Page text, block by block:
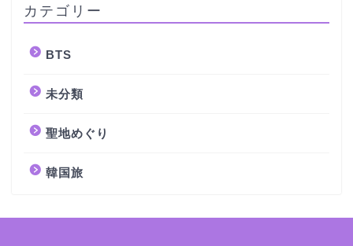
カテゴリー
BTS
未分類
聖地めぐり
韓国旅